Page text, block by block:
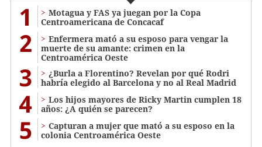
1
Motagua y FAS ya juegan por la Copa
Centroamericana de Concacaf
2
Enfermera mató a su esposo para vengar la
muerte de su amante: crimen en la
Centroamérica Oeste
3
¿Burla a Florentino? Revelan por qué Rodri
habría elegido al Barcelona y no al Real Madrid
4
Los hijos mayores de Ricky Martin cumplen 18
años: ¿A quién se parecen?
5
Capturan a mujer que mató a su esposo en la
colonia Centroamérica Oeste